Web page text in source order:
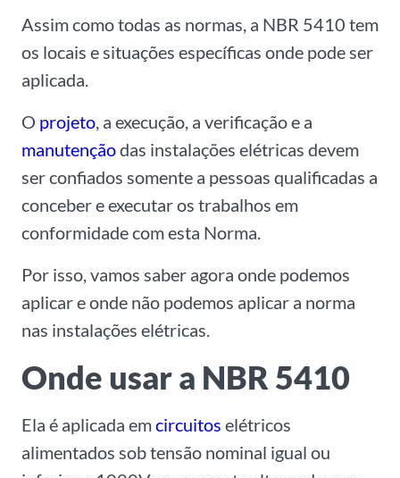
Assim como todas as normas, a NBR 5410 tem
os locais esituações específicas onde pode ser
aplicada.
O projeto, a execução, a verificação e a
manutençãodas instalações elétricas devem
ser confiados somente a pessoas qualificadas a
conceber e executar os trabalhos em
conformidade com esta Norma.
Por isso, vamos saber agora onde podemos
aplicar e onde não podemos aplicar a norma
nas instalações elétricas.
Onde usar a NBR 5410
Ela é aplicada emcircuitos elétricos
alimentados sob tensão nominal igual ou